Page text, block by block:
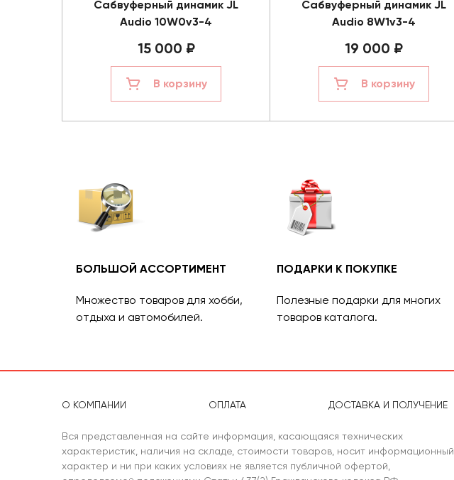
Сабвуферный динамик JL
Audio 10W0v3-4
15 000 ₽
В корзину
Сабвуферный динамик JL
Audio 8W1v3-4
19 000 ₽
В корзину
БОЛЬШОЙ АССОРТИМЕНТ
Множество товаров для хобби,
отдыха и автомобилей.
ПОДАРКИ К ПОКУПКЕ
Полезные подарки для многих
товаров каталога.
О КОМПАНИИ ОПЛАТА ДОСТАВКА И ПОЛУЧЕНИЕ
Вся представленная на сайте информация, касающаяся технических
характеристик, наличия на складе, стоимости товаров, носит информационный
характер и ни при каких условиях не является публичной офертой,